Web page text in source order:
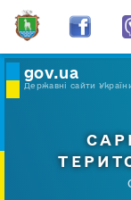
gov.ua
Державні сайти